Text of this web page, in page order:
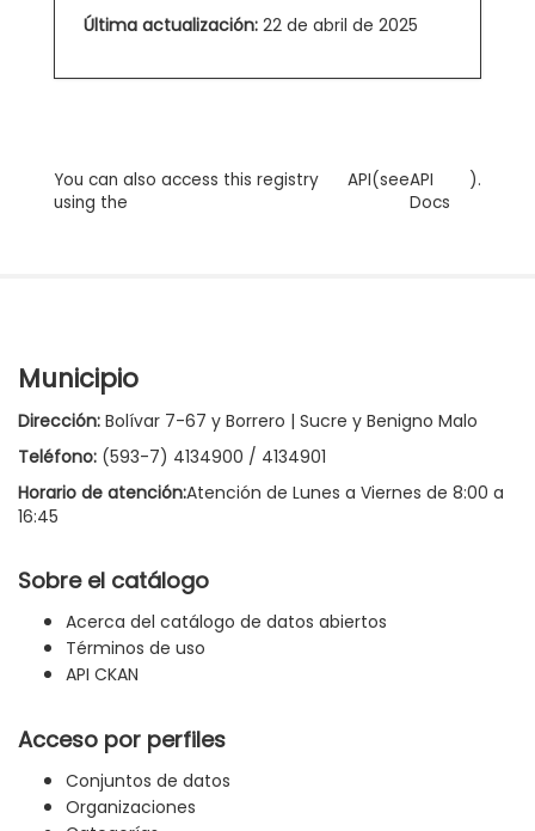
Última actualización: 22 de abril de 2025
You can also access this registry
using the
API(seeAPI
Docs
).
Municipio
Dirección: Bolívar 7-67 y Borrero | Sucre y Benigno Malo
Teléfono: (593-7) 4134900 / 4134901
Horario de atención:Atención de Lunes a Viernes de 8:00 a
16:45
Sobre el catálogo
Acerca del catálogo de datos abiertos
Términos de uso
API CKAN
Acceso por perfiles
Conjuntos de datos
Organizaciones